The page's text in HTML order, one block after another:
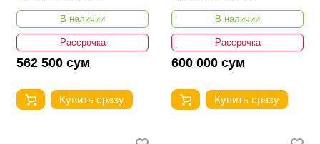
В наличии
Рассрочка
562 500 сум
Купить сразу
В наличии
Рассрочка
600 000 сум
Купить сразу